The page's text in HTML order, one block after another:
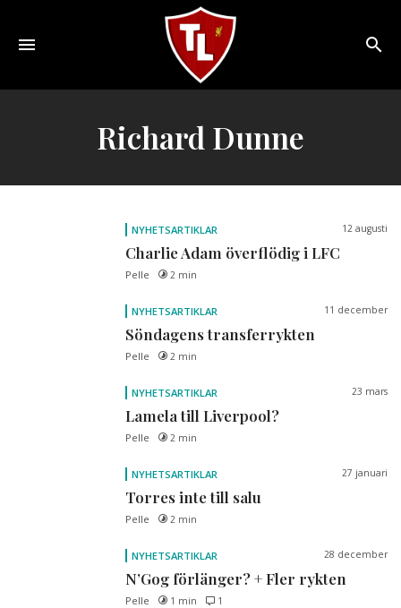
Sveriges
Liverpool
online
Richard Dunne
NYHETSARTIKLAR 12 augusti
Charlie Adam överflödig i LFC
Pelle 2 min
NYHETSARTIKLAR 11 december
Söndagens transferrykten
Pelle 2 min
NYHETSARTIKLAR 23 mars
Lamela till Liverpool?
Pelle 2 min
NYHETSARTIKLAR 27 januari
Torres inte till salu
Pelle 2 min
NYHETSARTIKLAR 28 december
N’Gog förlänger? + Fler rykten
Pelle 1 min 1